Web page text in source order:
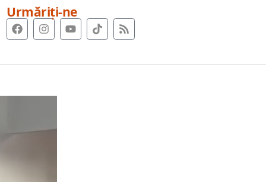
Urmăriți-ne